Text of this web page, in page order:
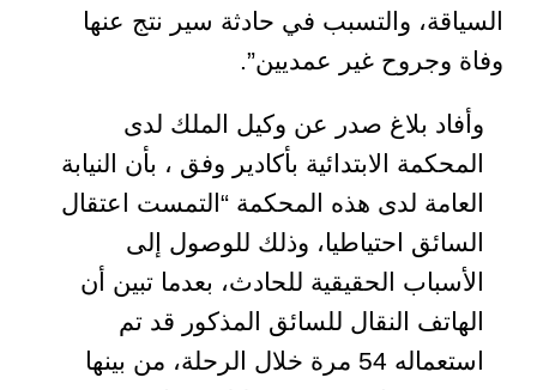
السياقة، والتسبب في حادثة سير نتج عنها
وفاة وجروح غير عمديين”.
وأفاد بلاغ صدر عن وكيل الملك لدى
المحكمة الابتدائية بأكادير وفق ، بأن النيابة
العامة لدى هذه المحكمة “التمست اعتقال
السائق احتياطيا، وذلك للوصول إلى
الأسباب الحقيقية للحادث، بعدما تبين أن
الهاتف النقال للسائق المذكور قد تم
استعماله 54 مرة خلال الرحلة، من بينها